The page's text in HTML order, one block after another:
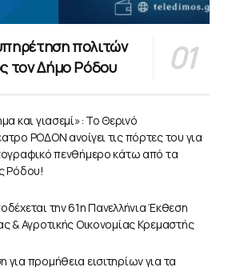
πολιτών
τον Δήμο Ρόδου
και γιασεμί»: Το Θερινό
ΡΟΔΟΝ ανοίγει τις πόρτες του για
πενθήμερο κάτω από τα
Ρόδου!
την 61η Πανελλήνια Έκθεση
& Αγροτικής Οικονομίας Κρεμαστής
για προμήθεια εισιτηρίων για τα